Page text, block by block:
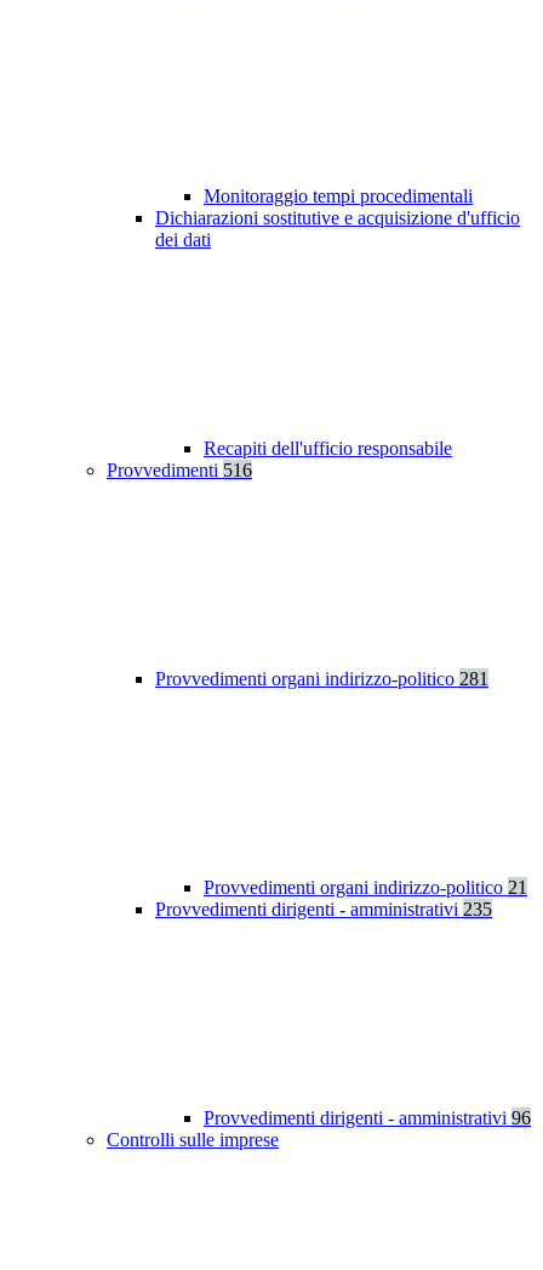
Monitoraggio tempi procedimentali
Dichiarazioni sostitutive e acquisizione d'ufficio
dei dati
Recapiti dell'ufficio responsabile
Provvedimenti 516
Provvedimenti organi indirizzo-politico 281
Provvedimenti organi indirizzo-politico 21
Provvedimenti dirigenti - amministrativi 235
Provvedimenti dirigenti - amministrativi 96
Controlli sulle imprese